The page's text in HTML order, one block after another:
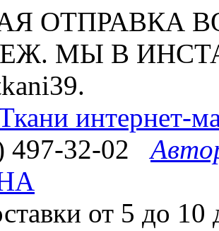
ОТПРАВКА
МЫ В
интернет-
497-32-02
от 5 до 10